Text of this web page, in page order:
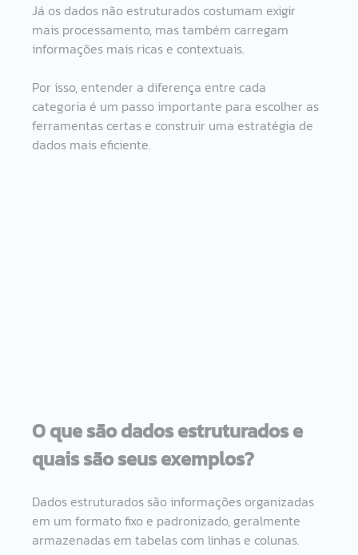
Já os dados não estruturados costumam exigir
mais processamento, mas também carregam
informações mais ricas e contextuais.
Por isso, entender a diferença entre cada
categoria é um passo importante para escolher as
ferramentas certas e construir uma estratégia de
dados mais eficiente.
O que são dados estruturados e
quais são seus exemplos?
Dados estruturados são informações organizadas
em um formato fixo e padronizado, geralmente
armazenadas em tabelas com linhas e colunas.